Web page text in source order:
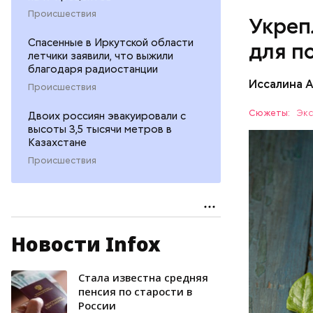
Происшествия
Спасенные в Иркутской области
летчики заявили, что выжили
благодаря радиостанции
Происшествия
Двоих россиян эвакуировали с
высоты 3,5 тысячи метров в
Казахстане
Происшествия
Новости Infox
Стала известна средняя
пенсия по старости в
России
для
Иссалина
Сюжеты:
ЗДОРОВЬЕ